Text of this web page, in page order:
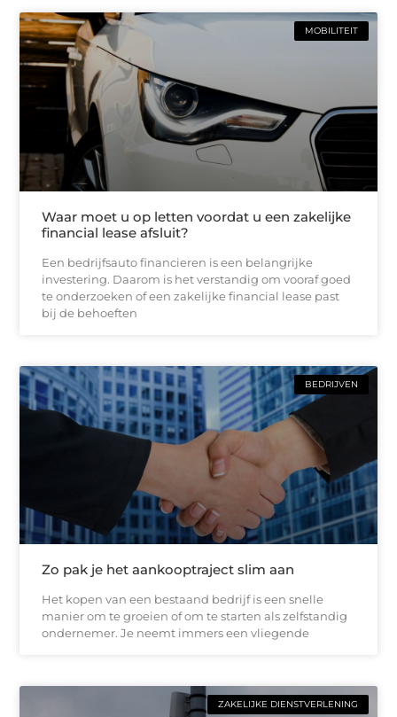
MOBILITEIT
Waar moet u op letten voordat u een zakelijke
financial lease afsluit?
Een bedrijfsauto financieren is een belangrijke
investering. Daarom is het verstandig om vooraf goed
te onderzoeken of een zakelijke financial lease past
bij de behoeften
BEDRIJVEN
Zo pak je het aankooptraject slim aan
Het kopen van een bestaand bedrijf is een snelle
manier om te groeien of om te starten als zelfstandig
ondernemer. Je neemt immers een vliegende
ZAKELIJKE DIENSTVERLENING